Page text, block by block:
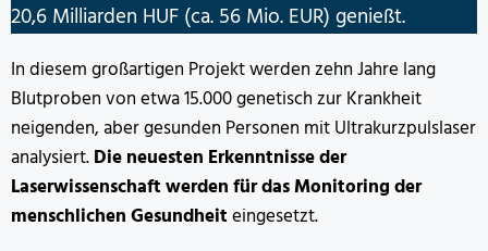
20,6 Milliarden HUF (ca. 56 Mio. EUR) genießt.
In diesem großartigen Projekt werden zehn Jahre lang
Blutproben von etwa 15.000 genetisch zur Krankheit
neigenden, aber gesunden Personen mit Ultrakurzpulslaser
analysiert.Die neuesten Erkenntnisse der
Laserwissenschaft werden für das Monitoring der
menschlichen Gesundheiteingesetzt.